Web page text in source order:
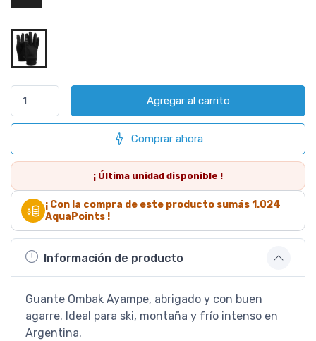
Agregar al carrito
Comprar ahora
¡ Última unidad disponible !
¡ Con la compra de este producto sumás1.024
AquaPoints !
Información de producto
Guante Ombak Ayampe, abrigado y con buen
agarre. Ideal para ski, montaña y frío intenso en
Argentina.